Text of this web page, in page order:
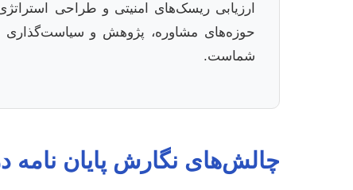
ارزیابی ریسک‌های امنیتی و طراحی
حوزه‌های مشاوره، پژوهش و سیاست‌گذاری
شماست.
چالش‌های نگارش پایان